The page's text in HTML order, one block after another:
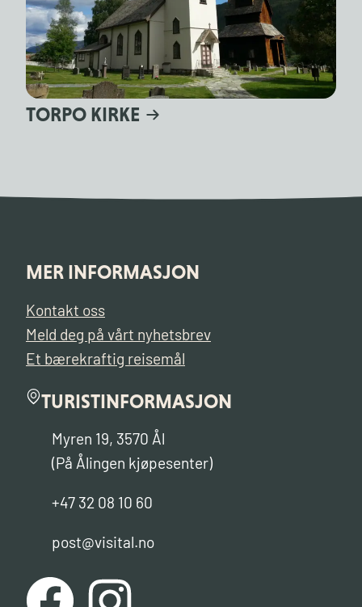
TORPO KIRKE
MER INFORMASJON
Kontakt oss
Meld deg på vårt nyhetsbrev
Et bærekraftig reisemål
TURISTINFORMASJON
Myren 19, 3570 Ål
(På Ålingen kjøpesenter)
+47 32 08 10 60
post@visital.no